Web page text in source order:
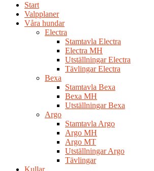
Start
Valpplaner
Våra hundar
Electra
Stamtavla Electra
Electra MH
Utställningar Electra
Tävlingar Electra
Bexa
Stamtavla Bexa
Bexa MH
Utställningar Bexa
Argo
Stamtavla Argo
Argo MH
Argo MT
Utställningar Argo
Tävlingar
Kullar